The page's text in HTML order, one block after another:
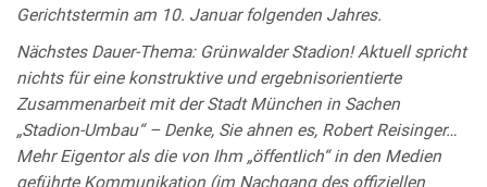
Gerichtstermin am 10. Januar folgenden Jahres.
Nächstes Dauer-Thema: Grünwalder Stadion! Aktuell spricht
nichts für eine konstruktive und ergebnisorientierte
Zusammenarbeit mit der Stadt München in Sachen
„Stadion-Umbau“ – Denke, Sie ahnen es, Robert Reisinger…
Mehr Eigentor als die von Ihm „öffentlich“ in den Medien
geführte Kommunikation (im Nachgang des offiziellen